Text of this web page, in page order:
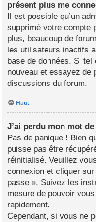
présent plus me
Il est possible qu’un
supprimé votre compte
plus, beaucoup de
les utilisateurs inactifs
base de données. Si
nouveau et essayez de
discussions du forum.
Haut
J’ai perdu mon mot de
Pas de panique ! Bien
puisse pas être
réinitialisé. Veuillez
connexion et cliquer sur
passe ». Suivez les
mesure de pouvoir
rapidement.
Cependant, si vous ne